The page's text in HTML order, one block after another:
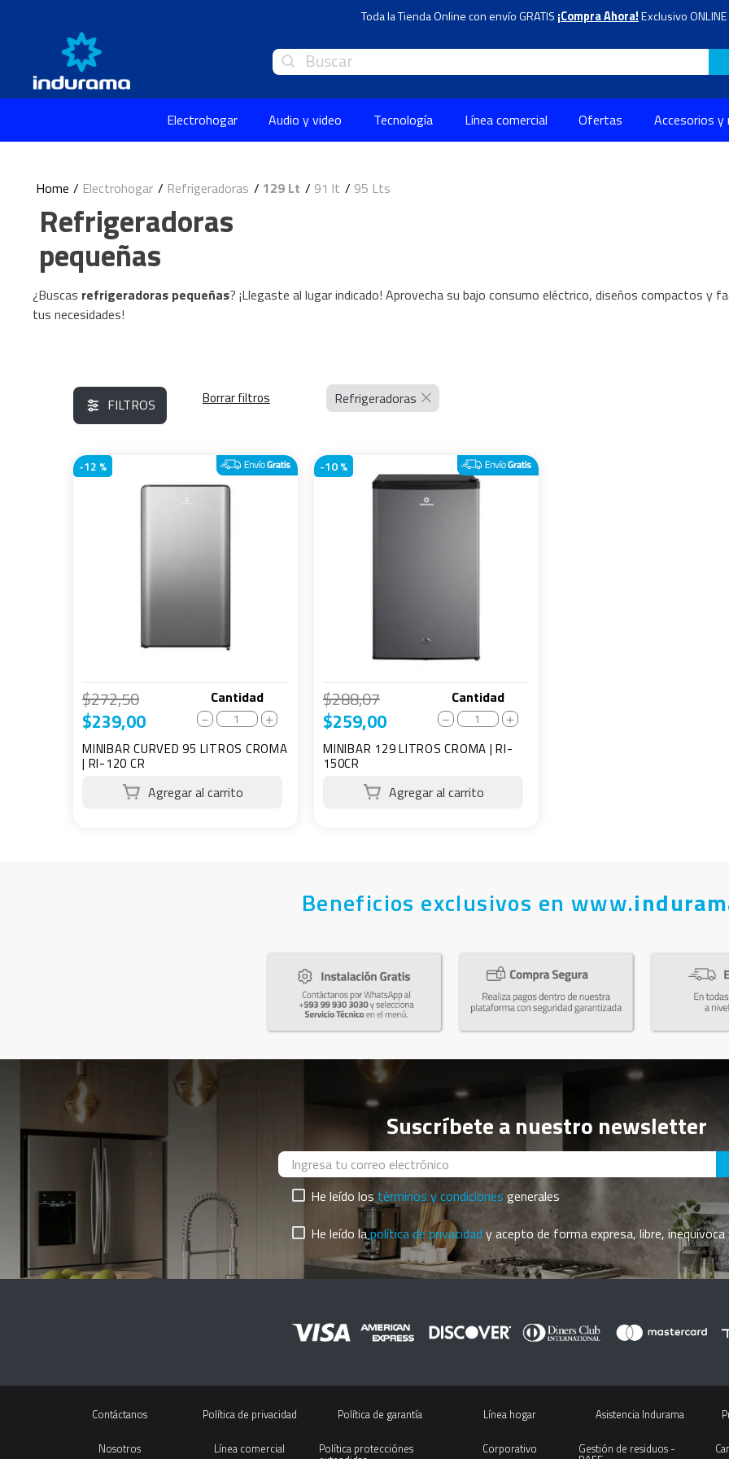
Toda la Tienda Online con envío GRATIS ¡Compra Ahora!Exclusivo ONLINE
Buscar
Electrohogar Audio y video Tecnología Línea comercial Ofertas Accesorios
Electrohogar Refrigeradoras 129 Lt 91 lt 95 Lts
Refrigeradoras
pequeñas
¿Buscas refrigeradoras pequeñas? ¡Llegaste al lugar indicado! Aprovecha su bajo consumo eléctrico, diseños compactos y
tus necesidades!
Refrigeradoras
FILTROS
-12 %
$272,50
$239,00
Cantidad
＋
－
MINIBAR CURVED 95 LITROS CROMA
| RI-120 CR
-10 %
$288,07
$259,00
Cantidad
＋
－
MINIBAR 129 LITROS CROMA | RI-
150CR
Beneficios exclusivos en www.
Suscríbete a nuestro newsletter
He leído lostérminos y condiciones generales
He leído lapolítica de privacidad y acepto de forma expresa, libre,
Contáctanos
Nosotros
Política de privacidad
Línea comercial
Política de garantía
Política protecciónes
Línea hogar
Corporativo
Asistencia Indurama
Gestión de residuos -